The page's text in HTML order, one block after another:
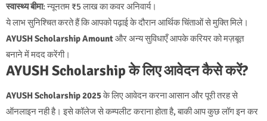
स्वास्थ्य बीमा: न्यूनतम ₹5 लाख का कवर अनिवार्य।
ये लाभ सुनिश्चित करते हैं कि आपको पढ़ाई के दौरान आर्थिक चिंताओं से मुक्ति मिले।
AYUSH Scholarship Amountऔर अन्य सुविधाएँ आपके करियर को मज़बूत
बनाने में मदद करेंगी।
AYUSH Scholarship के लिए आवेदन कैसे करें?
AYUSH Scholarship 2025के लिए आवेदन करना आसान और पूरी तरह से
ऑनलाइन नही है। इसे कॉलेज से कम्पलीट कराना होता है, बाकी आप कुछ लॉग इन कर